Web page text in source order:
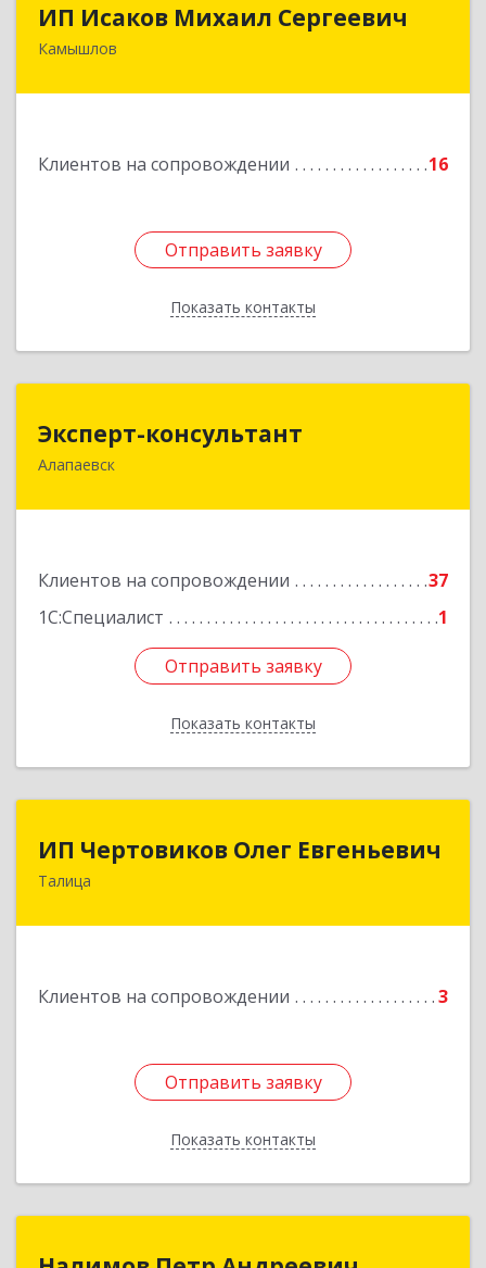
ИП Исаков Михаил Сергеевич
Камышлов
Клиентов на сопровождении 16
Отправить заявку
Показать контакты
624860, Свердловская обл, Камышлов г, Ленина
Отправить заявку
Назад
Эксперт-консультант
Алапаевск
Клиентов на сопровождении
37
1С:Специалист
1
Отправить заявку
Показать контакты
624600, Свердловская обл, Алапаевск г,
Отправить заявку
Назад
ИП Чертовиков Олег Евгеньевич
Талица
Клиентов на сопровождении 3
Отправить заявку
Показать контакты
623640, Свердловская обл, Талица г, Ленина ул,
Отправить заявку
Назад